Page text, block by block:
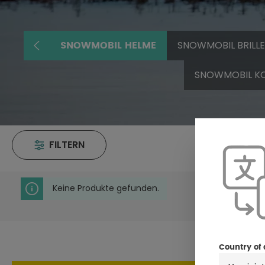
SNOWMOBIL HELME SNOWMOBIL
SNOWMOBIL
FILTERN
Keine Produkte gefunden.
Country of